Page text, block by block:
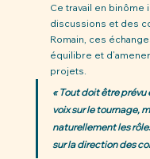
Ce travail en
discussions et des
Romain, ces
équilibre et
projets.
« Tout doit être prévu
voix sur le tournage,
naturellement les
sur la direction des